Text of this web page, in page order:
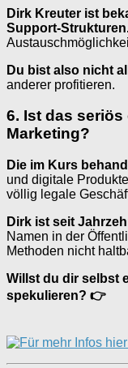
Dirk Kreuter ist
Support-
Du bist also nicht
anderer profitieren.
6. Ist das
Marketing?
Die im Kurs
und digitale
völlig legale
Dirk ist seit
Namen in der
Methoden nicht
Willst du dir selbst
spekulieren? 👉